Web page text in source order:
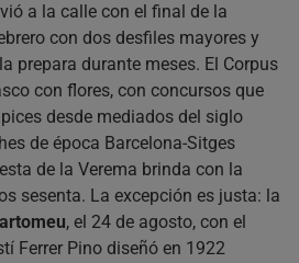
a la calle con el final de la
con dos desfiles mayores y
prepara durante meses. El Corpus
con flores, con concursos que
desde mediados del siglo
de época Barcelona-Sitges
de la Verema brinda con la
sesenta. La excepción es justa: la
, el 24 de agosto, con el
Ferrer Pino diseñó en 1922